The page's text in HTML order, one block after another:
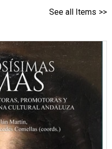
See all Items